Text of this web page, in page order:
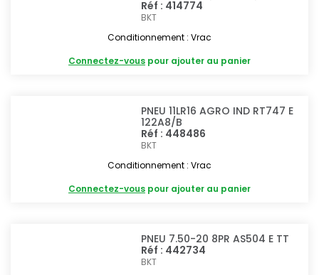
Réf : 414774
BKT
Conditionnement : Vrac
Connectez-vous pour ajouter au panier
PNEU 11LR16 AGRO IND RT747 E
122A8/B
Réf : 448486
BKT
Conditionnement : Vrac
Connectez-vous pour ajouter au panier
PNEU 7.50-20 8PR AS504 E TT
Réf : 442734
BKT